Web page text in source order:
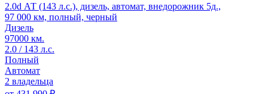
2.0d АТ (143 л.с.), дизель, автомат, внедорожник 5д.,
97 000 км, полный, черный
Дизель
97000 км.
2.0 / 143 л.с.
Полный
Автомат
2 владельца